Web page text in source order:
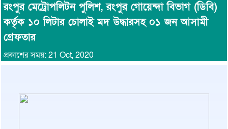
রংপুর মেট্রোপলিটন পুলিশ, রংপুর গোয়েন্দা বিভাগ (ডিবি)
কর্তৃক ১০ লিটার চোলাই মদ উদ্ধারসহ ০১ জন আসামী
গ্রেফতার
প্রকাশের সময়: 21 Oct, 2020